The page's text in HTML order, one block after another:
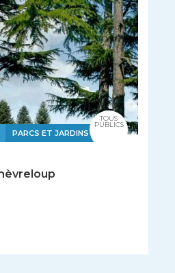
PARCS ET JARDINS
TOUS
PUBLICS